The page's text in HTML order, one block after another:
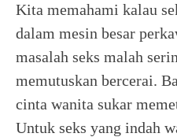
Kita memahami kalau
dalam mesin besar
masalah seks malah
memutuskan bercerai.
cinta wanita sukar
Untuk seks yang indah